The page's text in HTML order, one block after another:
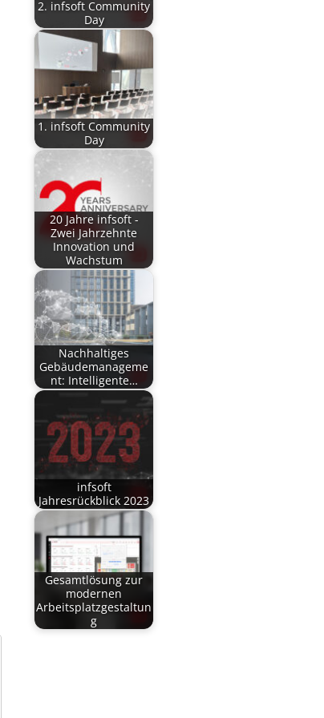
2. infsoft Community
Day
1. infsoft Community
Day
20 Jahre infsoft -
Zwei Jahrzehnte
Innovation und
Wachstum
Nachhaltiges
Gebäudemanageme
nt: Intelligente…
infsoft
Jahresrückblick 2023
Gesamtlösung zur
modernen
Arbeitsplatzgestaltun
g